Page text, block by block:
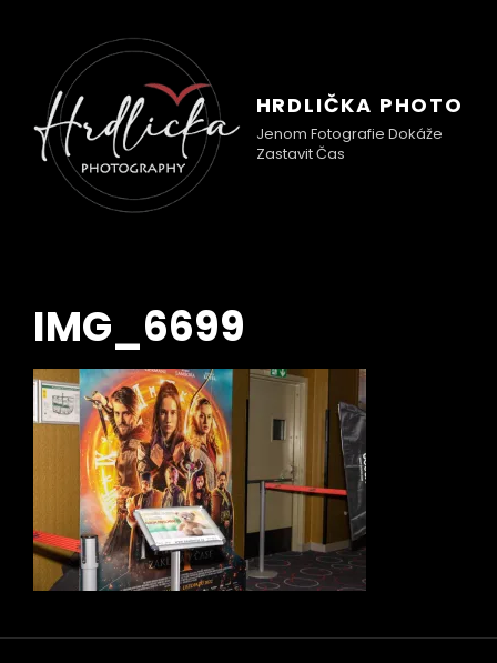
HRDLIČKA PHOTO
Jenom Fotografie Dokáže
Zastavit Čas
IMG_6699